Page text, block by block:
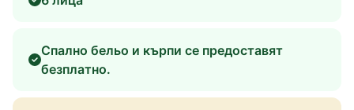
Спално бельо и кърпи се предоставят
безплатно.